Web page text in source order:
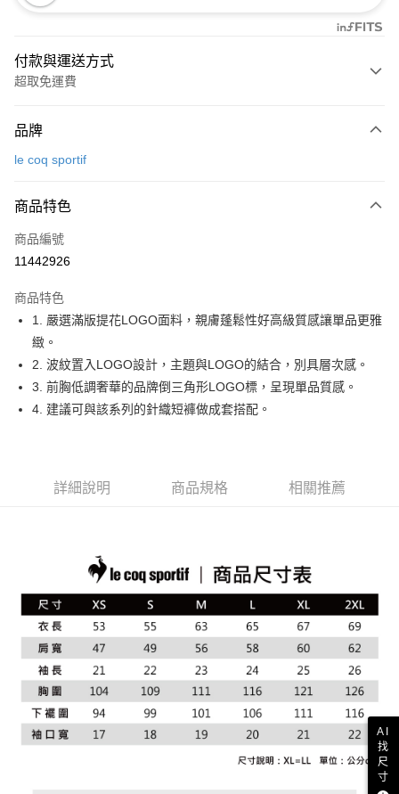
付款與運送方式
超取免運費
信用卡一次付款
LINE Pay
Apple Pay
悠遊付
大哥付你分期
相關說明
【大哥付你分期使用說明】
1.本服務由台灣大哥大提供，台灣大哥大用戶可立即使用無須另外申請。
2.付款方式選擇「大哥付你分期」，訂單成立後會自動跳轉到大哥付的交易
消。如遇「轉專審核」未通過狀況，表示未達大哥付你分期系統評分，恕無
2.透過簡訊連結打開帳單後，可選擇「超商條碼／台灣大直營門市／銀行轉
【注意事項】
1.本服務係由「台灣大哥大股份有限公司」（以下簡稱本公司）所提供，讓
用戶於交易時，得透過本服務購買商品或服務，並由商店將買賣／分期付款
買賣價金債權讓與本公司後，依約使用本公司帳單繳交帳款。
2.基於同意付款使用「大哥付你分期」之契約關係目的，商店將以您的個人
資料（包含姓名、電話或地址）提供予台灣大哥大進項蒐集、處理及利用，
由本公司與您本人進行分期帳單所需資料之確認、核對及更正。
3.完整用戶服務條款，請詳閱以下連結：
https://oppay.tw/userRule
AFTEE先享後付
相關說明
１．簡單：不需註冊會員、不需綁卡、不需儲值。
１．於結帳方式選擇「AFTEE先享後付」後，將跳轉至「AFTEE先享後付」
結帳頁面，進行簡訊認證並確認金額後，即可完成結帳。
２．訂單成立數日內，您將收到繳費通知簡訊。
３．收到繳費通知簡訊後14天內，點擊此簡訊中的連結，可透過四大超商／
ATM／網路銀行／等多元方式進行付款，方視為交易完成。
※ 請注意：結帳手續完成當下不需立刻繳費，但若您需要取消訂單，請聯絡
購買商品的店家。未經商家同意取消之訂單仍視為有效，需透過AFTEE先享
後付繳納相關費用。
※ 交易是否成功請以「AFTEE先享後付 」之結帳頁面顯示為準，若有關於
是否繳費成功／繳費後需取消欲退款等相關疑問，請聯繫「AFTEE先享後付
客戶支援中心」https://netprotections.freshdesk.com/support/home
運送方式
付款後全家取貨
免運費
萊爾富取貨付款
免運費
付款後萊爾富取貨
免運費
品牌
le coq sportif
商品特色
商品編號
11442926
商品特色
1. 嚴選滿版提花LOGO面料，親膚蓬鬆性好高級質感讓單品更雅
緻。
2. 波紋置入LOGO設計，主題與LOGO的結合，別具層次感。
3. 前胸低調奢華的品牌倒三角形LOGO標，呈現單品質感。
4. 建議可與該系列的針織短褲做成套搭配。
詳細說明 商品規格 相關推薦
AI
找
尺
寸